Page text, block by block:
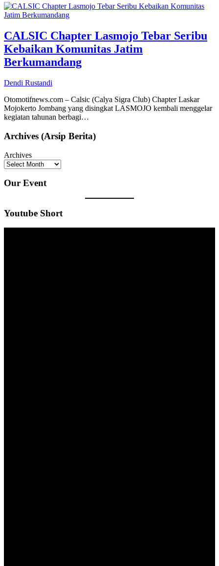
CALSIC Chapter Lasmojo Tebar Seribu
Kebaikan Komunitas Jatim
Berkumandang
Dendi Rustandi
Otomotifnews.com – Calsic (Calya Sigra Club) Chapter Laskar
Mojokerto Jombang yang disingkat LASMOJO kembali menggelar
kegiatan tahunan berbagi…
Archives (Arsip Berita)
Archives
Our Event
Youtube Short